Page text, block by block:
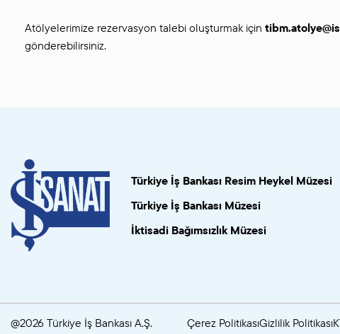
Atölyelerimize rezervasyon talebi oluşturmak için
gönderebilirsiniz.
Türkiye İş Bankası Resim Heykel Müzesi
Türkiye İş Bankası Müzesi
İktisadi Bağımsızlık Müzesi
@2026 Türkiye İş Bankası A.Ş. Çerez PolitikasıGizlilik Politikası